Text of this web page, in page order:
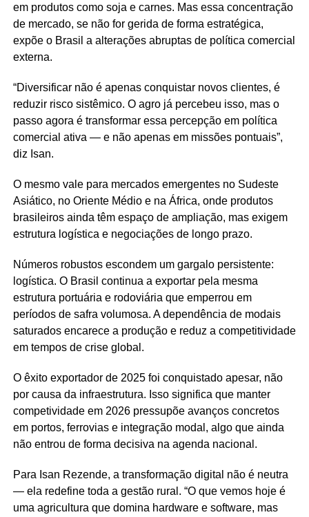
em produtos como soja e carnes. Mas essa concentração
de mercado, se não for gerida de forma estratégica,
expõe o Brasil a alterações abruptas de política comercial
externa.
“Diversificar não é apenas conquistar novos clientes, é
reduzir risco sistêmico. O agro já percebeu isso, mas o
passo agora é transformar essa percepção em política
comercial ativa — e não apenas em missões pontuais”,
diz Isan.
O mesmo vale para mercados emergentes no Sudeste
Asiático, no Oriente Médio e na África, onde produtos
brasileiros ainda têm espaço de ampliação, mas exigem
estrutura logística e negociações de longo prazo.
Números robustos escondem um gargalo persistente:
logística. O Brasil continua a exportar pela mesma
estrutura portuária e rodoviária que emperrou em
períodos de safra volumosa. A dependência de modais
saturados encarece a produção e reduz a competitividade
em tempos de crise global.
O êxito exportador de 2025 foi conquistado apesar, não
por causa da infraestrutura. Isso significa que manter
competividade em 2026 pressupõe avanços concretos
em portos, ferrovias e integração modal, algo que ainda
não entrou de forma decisiva na agenda nacional.
Para Isan Rezende, a transformação digital não é neutra
— ela redefine toda a gestão rural. “O que vemos hoje é
uma agricultura que domina hardware e software, mas